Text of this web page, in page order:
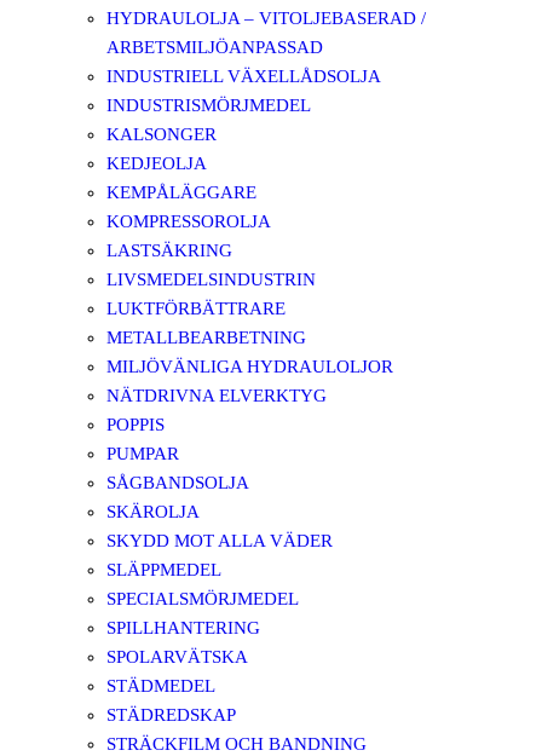
HYDRAULOLJA – VITOLJEBASERAD /
ARBETSMILJÖANPASSAD
INDUSTRIELL VÄXELLÅDSOLJA
INDUSTRISMÖRJMEDEL
KALSONGER
KEDJEOLJA
KEMPÅLÄGGARE
KOMPRESSOROLJA
LASTSÄKRING
LIVSMEDELSINDUSTRIN
LUKTFÖRBÄTTRARE
METALLBEARBETNING
MILJÖVÄNLIGA HYDRAULOLJOR
NÄTDRIVNA ELVERKTYG
POPPIS
PUMPAR
SÅGBANDSOLJA
SKÄROLJA
SKYDD MOT ALLA VÄDER
SLÄPPMEDEL
SPECIALSMÖRJMEDEL
SPILLHANTERING
SPOLARVÄTSKA
STÄDMEDEL
STÄDREDSKAP
STRÄCKFILM OCH BANDNING